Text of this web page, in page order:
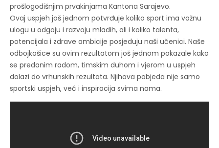
prošlogodišnjim prvakinjama Kantona Sarajevo.
Ovaj uspjeh još jednom potvrđuje koliko sport ima važnu
ulogu u odgoju i razvoju mladih, ali i koliko talenta,
potencijala i zdrave ambicije posjeduju naši učenici. Naše
odbojkašice su ovim rezultatom još jednom pokazale kako
se predanim radom, timskim duhom i vjerom u uspjeh
dolazi do vrhunskih rezultata. Njihova pobjeda nije samo
sportski uspjeh, već i inspiracija svima nama.